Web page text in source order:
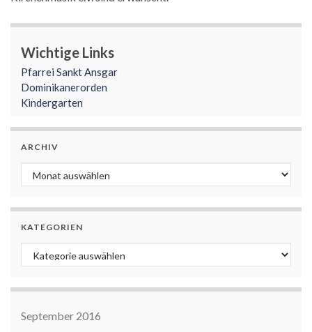
Wichtige Links
Pfarrei Sankt Ansgar
Dominikanerorden
Kindergarten
ARCHIV
Archiv
KATEGORIEN
Kategorien
September 2016